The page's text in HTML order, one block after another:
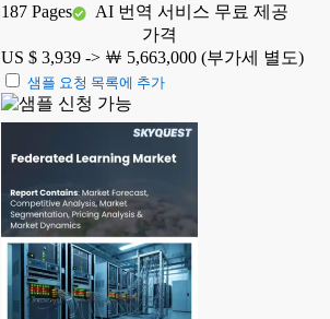
187 Pages
AI 번역 서비스 무료 제공
가격
US $ 3,939 -> ￦ 5,663,000 (부가세 별도)
샘플 요청 목록에 추가